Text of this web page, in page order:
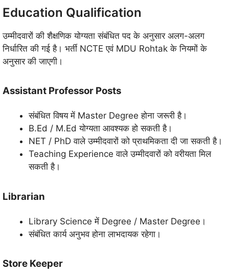
Education Qualification
उम्मीदवारों की शैक्षणिक योग्यता संबंधित पद के अनुसार अलग-अलग
निर्धारित की गई है। भर्ती NCTE एवं MDU Rohtak के नियमों के
अनुसार की जाएगी।
Assistant Professor Posts
संबंधित विषय में Master Degree होना जरूरी है।
B.Ed / M.Ed योग्यता आवश्यक हो सकती है।
NET / PhD वाले उम्मीदवारों को प्राथमिकता दी जा सकती है।
Teaching Experience वाले उम्मीदवारों को वरीयता मिल
सकती है।
Librarian
Library Science में Degree / Master Degree।
संबंधित कार्य अनुभव होना लाभदायक रहेगा।
Store Keeper